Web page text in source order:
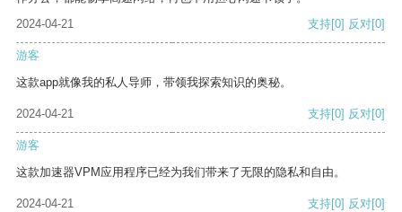
2024-04-21
支持[0] 反对[0]
游客
这款app就像我的私人导师，带领我探索知识的奥秘。
2024-04-21 支持[0] 反对[0]
游客
这款加速器VPM应用程序已经为我们带来了无限的隐私和自由。
2024-04-21 支持[0] 反对[0]